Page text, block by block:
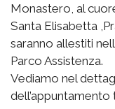
Monastero, al
Santa Elisabetta
saranno allestiti
Parco Assistenza.
Vediamo nel
dell’appuntamento